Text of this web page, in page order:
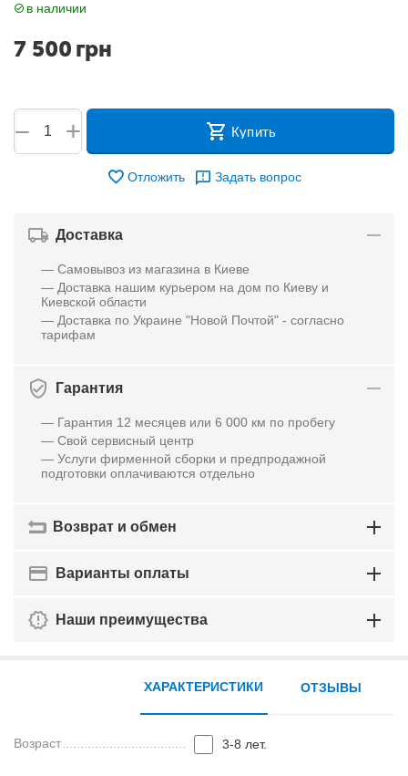
в наличии
7 500 грн
+
− Купить
Отложить Задать вопрос
Доставка
— Самовывоз из магазина в Киеве
— Доставка нашим курьером на дом по Киеву и
Киевской области
— Доставка по Украине "Новой Почтой" - согласно
тарифам
Гарантия
— Гарантия 12 месяцев или 6 000 км по пробегу
— Свой сервисный центр
— Услуги фирменной сборки и предпродажной
подготовки оплачиваются отдельно
Возврат и обмен
Варианты оплаты
Наши преимущества
ХАРАКТЕРИСТИКИ
Возраст 3-8 лет.
ОТЗЫВЫ